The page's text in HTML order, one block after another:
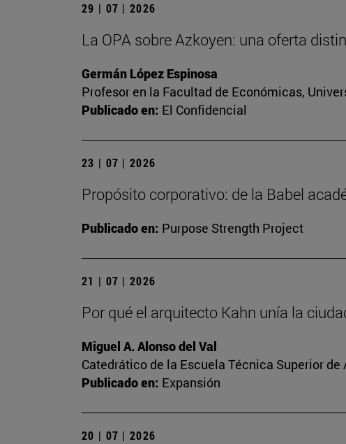
29 | 07 | 2026
La OPA sobre Azkoyen: una oferta
Germán López Espinosa
Profesor en la Facultad de Económicas,
Publicado en: El Confidencial
23 | 07 | 2026
Propósito corporativo: de la Babel
Publicado en: Purpose Strength Project
21 | 07 | 2026
Por qué el arquitecto Kahn unía la
Miguel A. Alonso del Val
Catedrático de la Escuela Técnica Superior
Publicado en: Expansión
20 | 07 | 2026